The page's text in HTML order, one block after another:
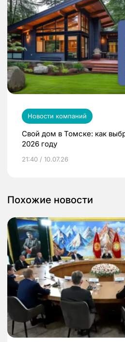
Новости компаний
Свой дом в Томске: как
2026 году
21:40 / 10.07.26
Похожие новости